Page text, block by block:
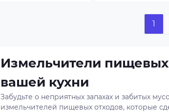
1
Измельчители пищевых
вашей кухни
Забудьте о неприятных запахах и забитых
измельчителей пищевых отходов, которые